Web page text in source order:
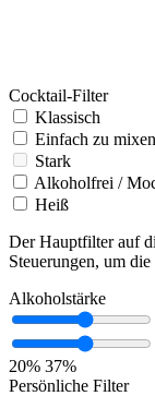
Cocktail-Filter
Klassisch
Einfach zu mixen
Stark
Alkoholfrei /
Heiß
Der Hauptfilter auf
Steuerungen, um
Alkoholstärke
20% 37%
Persönliche Filter